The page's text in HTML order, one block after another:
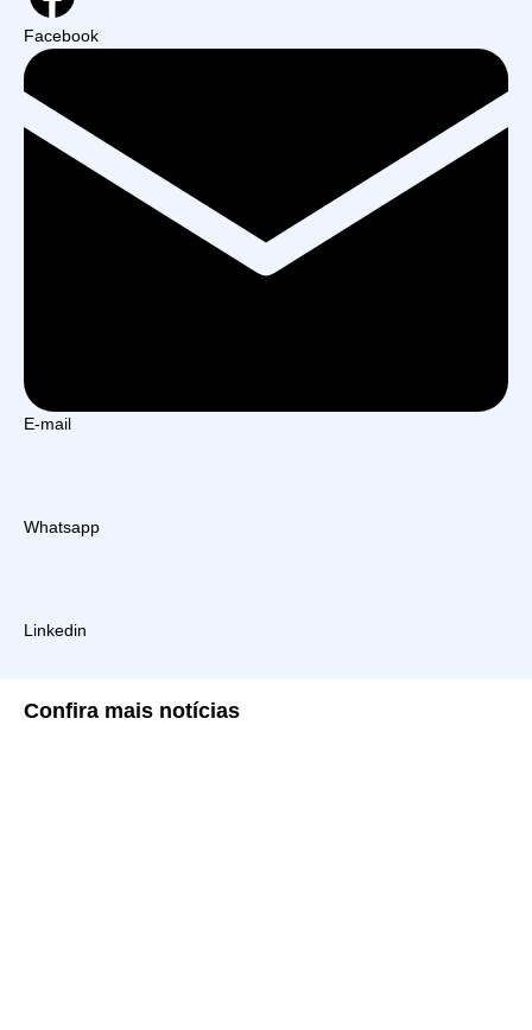
Facebook
E-mail
Whatsapp
Linkedin
Confira mais notícias